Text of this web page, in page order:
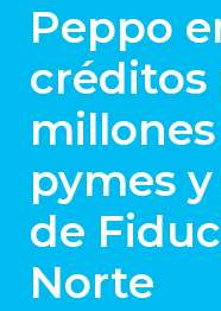
Peppo
créditos
pymes
de
Norte